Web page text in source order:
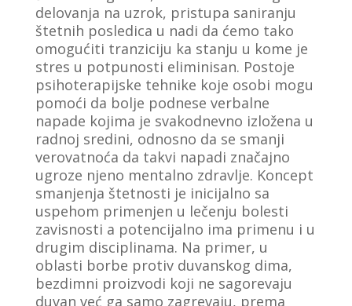
delovanja na uzrok, pristupa saniranju
štetnih posledica u nadi da ćemo tako
omogućiti tranziciju ka stanju u kome je
stres u potpunosti eliminisan. Postoje
psihoterapijske tehnike koje osobi mogu
pomoći da bolje podnese verbalne
napade kojima je svakodnevno izložena u
radnoj sredini, odnosno da se smanji
verovatnoća da takvi napadi značajno
ugroze njeno mentalno zdravlje. Koncept
smanjenja štetnosti je inicijalno sa
uspehom primenjen u lečenju bolesti
zavisnosti a potencijalno ima primenu i u
drugim disciplinama. Na primer, u
oblasti borbe protiv duvanskog dima,
bezdimni proizvodi koji ne sagorevaju
duvan već ga samo zagrevaju, prema